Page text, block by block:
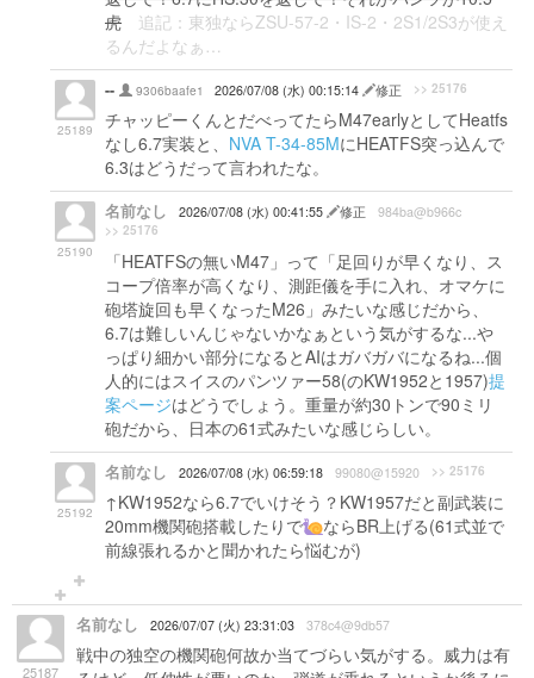
虎
追記：東独ならZSU-57-2・IS-2・2S1/2S3が使え
るんだよなぁ…
25189
-- 9306baafe1 2026/07/08 (水) 00:15:14 修正 >> 25176
チャッピーくんとだべってたらM47earlyとしてHeatfs
なし6.7実装と、 NVA T-34-85MにHEATFS突っ込んで
6.3はどうだって言われたな。
25190
名前なし 2026/07/08 (水) 00:41:55 修正 984ba@b966c
>> 25176
「HEATFSの無いM47」って「足回りが早くなり、ス
コープ倍率が高くなり、測距儀を手に入れ、オマケに
砲塔旋回も早くなったM26」みたいな感じだから、
6.7は難しいんじゃないかなぁという気がするな...や
っぱり細かい部分になるとAIはガバガバになるね...個
人的にはスイスのパンツァー58(のKW1952と1957)提
案ページはどうでしょう。重量が約30トンで90ミリ
砲だから、日本の61式みたいな感じらしい。
25192
名前なし 2026/07/08 (水) 06:59:18 99080@15920 >> 25176
↑KW1952なら6.7でいけそう？KW1957だと副武装に
20mm機関砲搭載したりで
ならBR上げる(61式並で
前線張れるかと聞かれたら悩むが)
25187
名前なし 2026/07/07 (火) 23:31:03 378c4@9db57
戦中の独空の機関砲何故か当てづらい気がする。威力は有